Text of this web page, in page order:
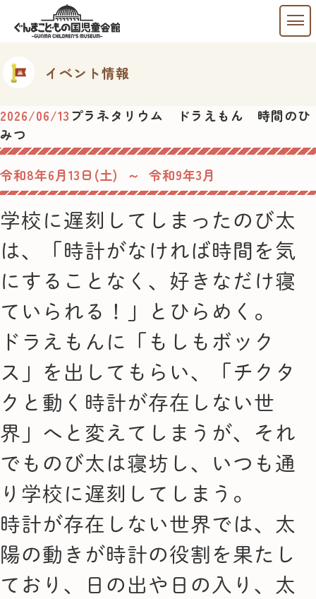
イベント情報
2026/06/13プラネタリウム ドラえもん 時間のひ
みつ
令和8年6月13日(土) ～ 令和9年3月
学校に遅刻してしまったのび太
は、「時計がなければ時間を気
にすることなく、好きなだけ寝
ていられる！」とひらめく。
ドラえもんに「もしもボック
ス」を出してもらい、「チクタ
クと動く時計が存在しない世
界」へと変えてしまうが、それ
でものび太は寝坊し、いつも通
り学校に遅刻してしまう。
時計が存在しない世界では、太
陽の動きが時計の役割を果たし
ており、日の出や日の入り、太